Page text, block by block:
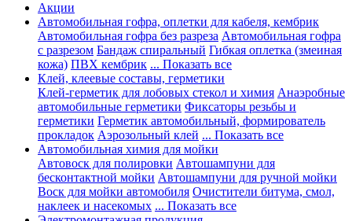
Акции
Автомобильная гофра, оплетки для кабеля, кембрик
Автомобильная гофра без разреза Автомобильная гофра
с разрезом Бандаж спиральный Гибкая оплетка (змеиная
кожа) ПВХ кембрик ... Показать все
Клей, клеевые составы, герметики
Клей-герметик для лобовых стекол и химия Анаэробные
автомобильные герметики Фиксаторы резьбы и
герметики Герметик автомобильный, формирователь
прокладок Аэрозольный клей ... Показать все
Автомобильная химия для мойки
Автовоск для полировки Автошампуни для
бесконтактной мойки Автошампуни для ручной мойки
Воск для мойки автомобиля Очистители битума, смол,
наклеек и насекомых ... Показать все